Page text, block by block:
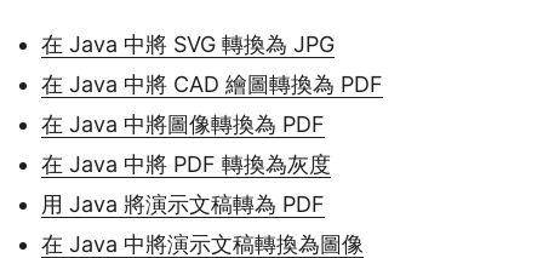
在 Java 中將 SVG 轉換為 JPG
在 Java 中將 CAD 繪圖轉換為 PDF
在 Java 中將圖像轉換為 PDF
在 Java 中將 PDF 轉換為灰度
用 Java 將演示文稿轉為 PDF
在 Java 中將演示文稿轉換為圖像